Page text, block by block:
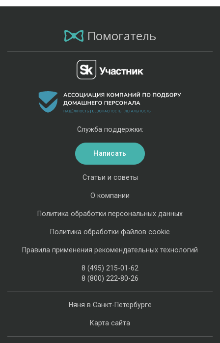
Помогатель
Няня в Санкт-Петербурге
Карта сайта
Статьи и советы
О компании
Политика обработки персональных данных
Политика обработки файлов cookie
Правила применения рекомендательных технологий
8 (495) 215-01-62
8 (800) 222-80-26
Служба поддержки:
Написать